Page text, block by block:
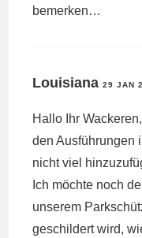
bemerken…
Louisiana 29 JAN
Hallo Ihr Wackeren,
den Ausführungen
nicht viel
Ich möchte noch
unserem
geschildert wird,